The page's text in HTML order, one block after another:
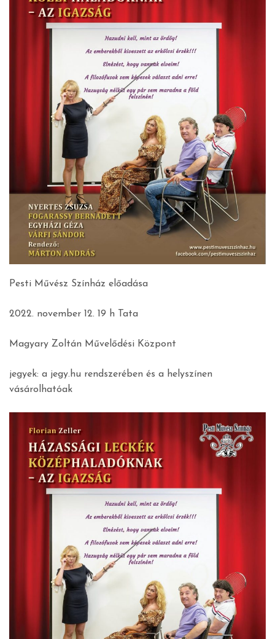
Pesti Művész Színház előadása
2022. november 12. 19 h Tata
Magyary Zoltán Művelődési Központ
jegyek: a jegy.hu rendszerében és a helyszínen
vásárolhatóak